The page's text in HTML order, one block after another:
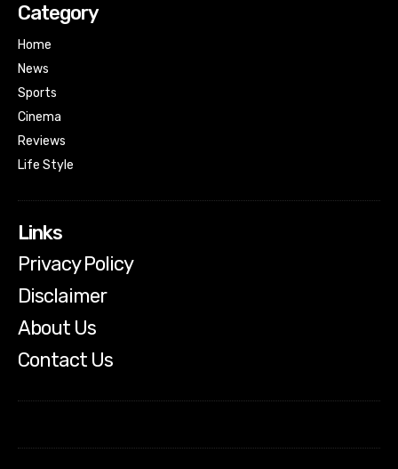
Category
Home
News
Sports
Cinema
Reviews
Life Style
Links
Privacy Policy
Disclaimer
About Us
Contact Us